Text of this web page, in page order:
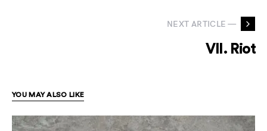
NEXT ARTICLE —
VII. Riot
YOU MAY ALSO LIKE